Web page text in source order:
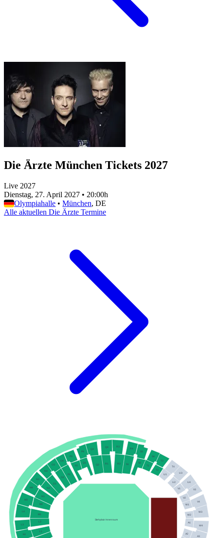
Die Ärzte München Tickets 2027
Live 2027
Dienstag, 27. April 2027 • 20:00h
Olympiahalle • München, DE
Alle aktuellen Die Ärzte Termine
W4
W3
V4
V3
U4
U3
T4
T3
S4
S3
R4
R3
Q4
Q3
P4
P3
O4
O3
N4
N3
M4
M3
L4
L3
K4
A3
W2
W1
V2
V1
U2
U1
T2
T1
S2
S1
R2
R1
Q2
Q1
P2
P1
O2
O1
N2
N1
M2
M1
L2
L1
A2
A1
Stehplatz Innenraum